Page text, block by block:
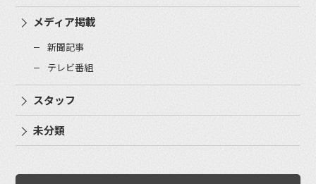
メディア掲載
新聞記事
テレビ番組
スタッフ
未分類